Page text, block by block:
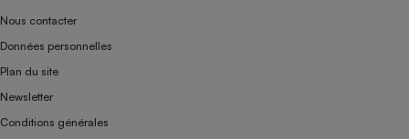
Nous contacter
Données personnelles
Plan du site
Newsletter
Conditions générales